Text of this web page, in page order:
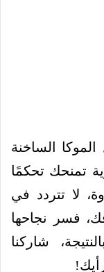
الساخنة
تمنحك تحكمًا
لا تتردد في
فسر نجاحها
شاركنا